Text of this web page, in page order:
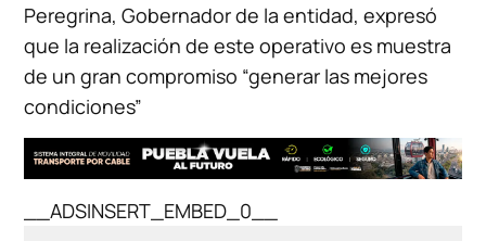
Peregrina, Gobernador de la entidad, expresó
que la realización de este operativo es muestra
de un gran compromiso “generar las mejores
condiciones”
__ADSINSERT_EMBED_0__